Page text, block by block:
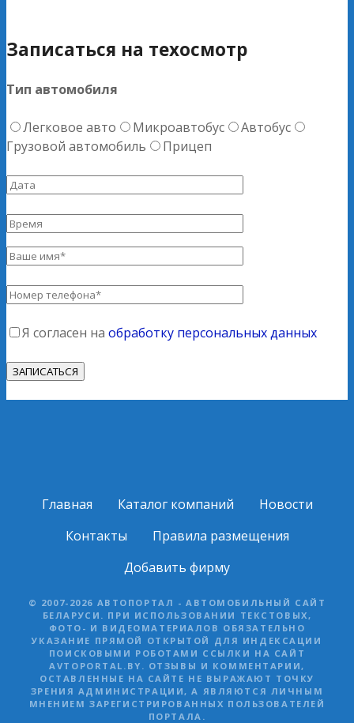
Записаться на техосмотр
Тип автомобиля
Легковое авто Микроавтобус
Автобус
Грузовой автомобиль
Прицеп
Я согласен на обработку персональных данных
Главная Каталог компаний
Новости
Контакты
Правила размещения
Добавить фирму
© 2007-2026 АВТОПОРТАЛ - АВТОМОБИЛЬНЫЙ САЙТ
БЕЛАРУСИ. ПРИ ИСПОЛЬЗОВАНИИ ТЕКСТОВЫХ,
ФОТО- И ВИДЕОМАТЕРИАЛОВ ОБЯЗАТЕЛЬНО
УКАЗАНИЕ ПРЯМОЙ ОТКРЫТОЙ ДЛЯ ИНДЕКСАЦИИ
ПОИСКОВЫМИ РОБОТАМИ ССЫЛКИ НА САЙТ
AVTOPORTAL.BY. ОТЗЫВЫ И КОММЕНТАРИИ,
ОСТАВЛЕННЫЕ НА САЙТЕ НЕ ВЫРАЖАЮТ ТОЧКУ
ЗРЕНИЯ АДМИНИСТРАЦИИ, А ЯВЛЯЮТСЯ ЛИЧНЫМ
МНЕНИЕМ ЗАРЕГИСТРИРОВАННЫХ ПОЛЬЗОВАТЕЛЕЙ
ПОРТАЛА.